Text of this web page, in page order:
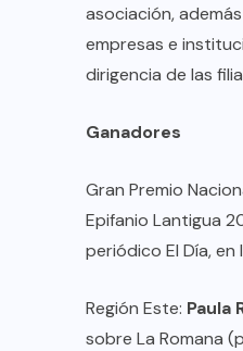
asociación,
empresas e
dirigencia de las
Ganadores
Gran Premio
Epifanio Lantigua
periódico El Día,
Región Este: Paula
sobre La Romana